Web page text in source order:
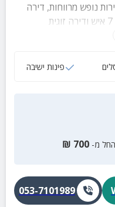
נופש מקסים הכולל 2 דירות נופש מרווחות, דירה
משפחתית המתאימה ללינה עד 7 איש ודירה זוגית
חדר שינה עם מיטה
פינות ישיבה
מ- 700
₪
053-7101989